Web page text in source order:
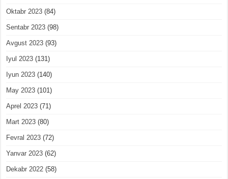
Oktabr 2023 (84)
Sentabr 2023 (98)
Avgust 2023 (93)
Iyul 2023 (131)
Iyun 2023 (140)
May 2023 (101)
Aprel 2023 (71)
Mart 2023 (80)
Fevral 2023 (72)
Yanvar 2023 (62)
Dekabr 2022 (58)